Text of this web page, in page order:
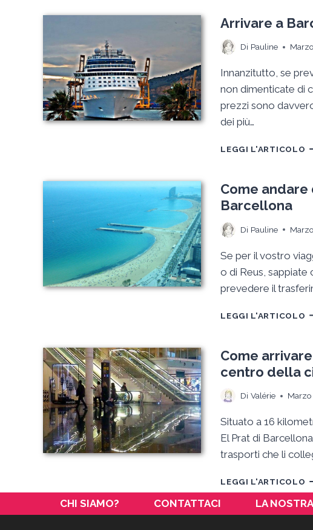
A
Arrivare a
Di Pauline
Innanzitutto, se
non dimenticate di
prezzi sono
dei più…
LEGGI L'ARTICOLO
Come andare
Barcellona
Di Pauline
Se per il vostro
o di Reus, sappiate
prevedere il
LEGGI L'ARTICOLO
O
Come
centro della
Di Valérie Marzo
Situato a 16
El Prat di
trasporti che li
LEGGI L'ARTICOLO
CHI SIAMO? CONTATTACI LA